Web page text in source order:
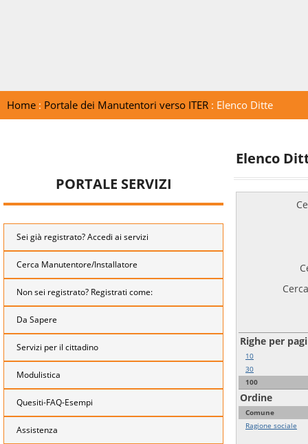
Home: Portale dei Manutentori verso ITER: Elenco Ditte
PORTALE SERVIZI
Sei già registrato? Accedi ai servizi
Cerca Manutentore/Installatore
Non sei registrato? Registrati come:
Da Sapere
Servizi per il cittadino
Modulistica
Quesiti-FAQ-Esempi
Assistenza
Elenco
Righe per
10
30
100
Ordine
Comune
Ragione sociale